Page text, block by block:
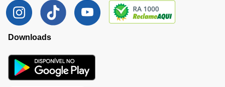
Downloads